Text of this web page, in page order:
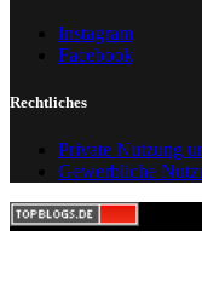
Instagram
Facebook
Rechtliches
Private Nutzung
Gewerbliche